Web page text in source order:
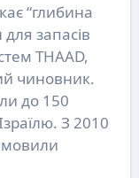
“глибина
запасів
THAAD,
чиновник.
до 150
З 2010